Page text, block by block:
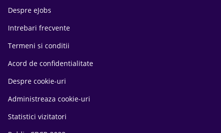
Despre eJobs
Intrebari frecvente
Termeni si conditii
Acord de confidentialitate
Despre cookie-uri
Administreaza cookie-uri
Statistici vizitatori